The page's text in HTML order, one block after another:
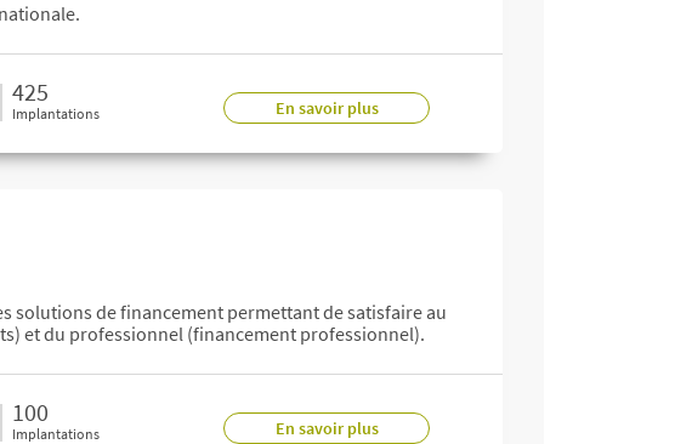
425
Implantations En savoir plus
solutions de financement permettant de satisfaire au
et du professionnel (financement professionnel).
100
Implantations En savoir plus